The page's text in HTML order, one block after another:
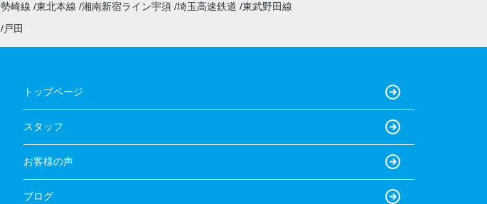
崎線 東北本線 湘南新宿ライン宇須 埼玉高速鉄道 東武野田線
戸田
トップページ
スタッフ
お客様の声
ブログ